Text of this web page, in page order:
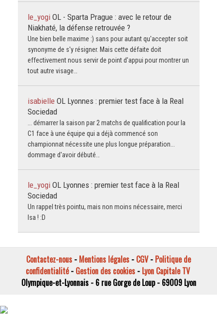
le_yogi OL - Sparta Prague : avec le retour de
Niakhaté, la défense retrouvée ?
Une bien belle maxime :) sans pour autant qu'accepter soit
synonyme de s'y résigner. Mais cette défaite doit
effectivement nous servir de point d'appui pour montrer un
tout autre visage…
isabielle OL Lyonnes : premier test face à la Real
Sociedad
... démarrer la saison par 2 matchs de qualification pour la
C1 face à une équipe qui a déjà commencé son
championnat nécessite une plus longue préparation...
dommage d'avoir débuté…
le_yogi OL Lyonnes : premier test face à la Real
Sociedad
Un rappel très pointu, mais non moins nécessaire, merci
Isa ! :D
Contactez-nous - Mentions légales - CGV- Politique de
confidentialité- Gestion des cookies- Lyon Capitale TV
Olympique-et-Lyonnais - 6 rue Gorge de Loup - 69009 Lyon